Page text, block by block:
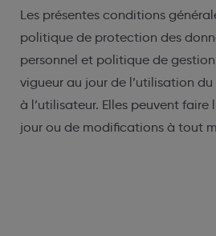
Les présentes conditions
politique de protection des
personnel et politique de
vigueur au jour de l’utilisation
à l’utilisateur. Elles peuvent faire
jour ou de modifications à tout